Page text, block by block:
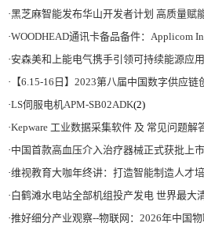
·黑芝麻智能发布华山开发者计划 高质量赋
·WOODHEAD通讯卡备品备件：Applicom
·安森美和上能电气携手引领可持续能源应用的发展 两家公司合作开发高性能
· 【6.15-16日】2023第八届中国数字供应
·LS伺服电机APM-SB02ADK(2)
·Kepware 工业数据采集软件 及 常见问题解
·中国首款高血压介入治疗器械正式获批上市
·维视教育大咖年终讲：打造智能制造人才
·白鹤滩水电站全部机组投产发电 世界最大清洁能源走廊全面建成|将为建设新型能
·推好细分产业观察--物联网：2026年中国物联网市场规模接近3000亿美